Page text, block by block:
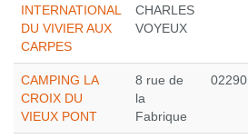
INTERNATIONAL
DU VIVIER AUX
CARPES
CHARLES
VOYEUX
CAMPING LA
CROIX DU
VIEUX PONT
8 rue de
la
Fabrique
02290